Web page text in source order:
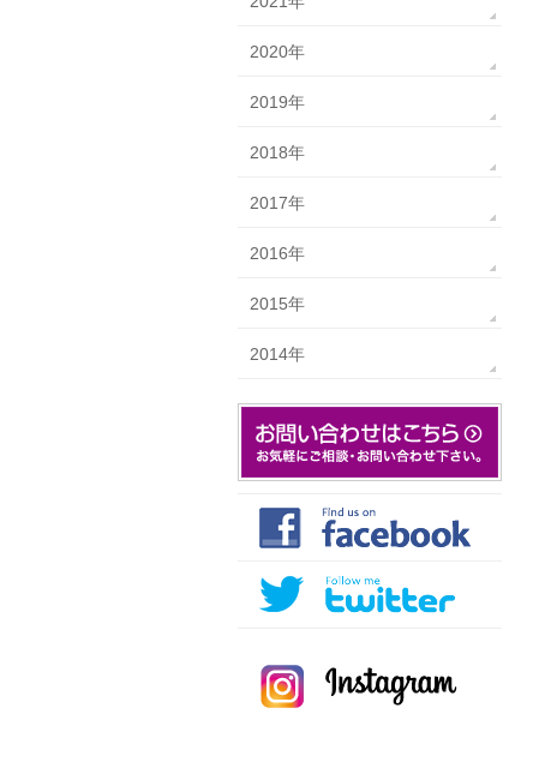
2020年
2019年
2018年
2017年
2016年
2015年
2014年